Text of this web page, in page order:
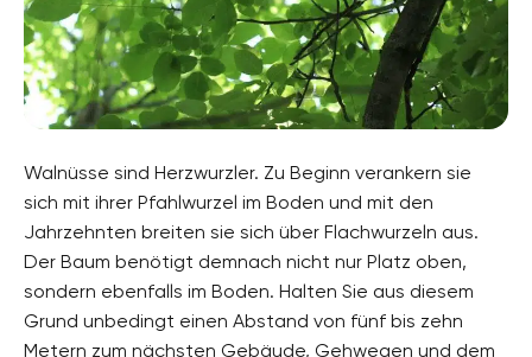
Walnüsse sind Herzwurzler. Zu Beginn verankern sie
sich mit ihrer Pfahlwurzel im Boden und mit den
Jahrzehnten breiten sie sich über Flachwurzeln aus.
Der Baum benötigt demnach nicht nur Platz oben,
sondern ebenfalls im Boden. Halten Sie aus diesem
Grund unbedingt einen Abstand von fünf bis zehn
Metern zum nächsten Gebäude, Gehwegen und dem